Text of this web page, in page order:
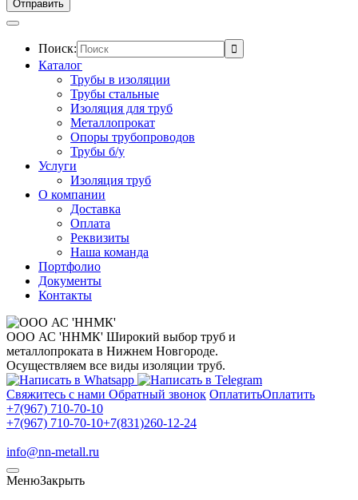
Поиск:
Каталог
Трубы в изоляции
Трубы стальные
Изоляция для труб
Металлопрокат
Опоры трубопроводов
Трубы б/у
Услуги
Изоляция труб
О компании
Доставка
Оплата
Реквизиты
Наша команда
Портфолио
Документы
Контакты
ООО АС 'ННМК' Широкий выбор труб и
металлопроката в Нижнем Новгороде.
Осуществляем все виды изоляции труб.
Свяжитесь с нами Обратный звонок ОплатитьОплатить
+7(967) 710-70-10
+7(967) 710-70-10+7(831)260-12-24
info@nn-metall.ru
МенюЗакрыть